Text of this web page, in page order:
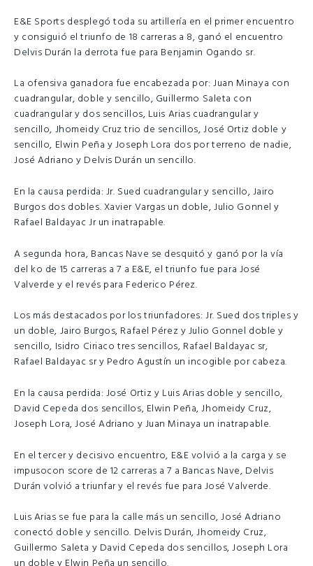
E&E Sports desplegó toda su artillería en el primer encuentro
y consiguió el triunfo de 18 carreras a 8, ganó el encuentro
Delvis Durán la derrota fue para Benjamin Ogando sr.
La ofensiva ganadora fue encabezada por: Juan Minaya con
cuadrangular, doble y sencillo, Guillermo Saleta con
cuadrangular y dos sencillos, Luis Arias cuadrangular y
sencillo, Jhomeidy Cruz trio de sencillos, José Ortiz doble y
sencillo, Elwin Peña y Joseph Lora dos por terreno de nadie,
José Adriano y Delvis Durán un sencillo.
En la causa perdida: Jr. Sued cuadrangular y sencillo, Jairo
Burgos dos dobles. Xavier Vargas un doble, Julio Gonnel y
Rafael Baldayac Jr un inatrapable.
A segunda hora, Bancas Nave se desquitó y ganó por la vía
del ko de 15 carreras a 7 a E&E, el triunfo fue para José
Valverde y el revés para Federico Pérez.
Los más destacados por los triunfadores: Jr. Sued dos triples y
un doble, Jairo Burgos, Rafael Pérez y Julio Gonnel doble y
sencillo, Isidro Ciriaco tres sencillos, Rafael Baldayac sr,
Rafael Baldayac sr y Pedro Agustín un incogible por cabeza.
En la causa perdida: José Ortiz y Luis Arias doble y sencillo,
David Cepeda dos sencillos, Elwin Peña, Jhomeidy Cruz,
Joseph Lora, José Adriano y Juan Minaya un inatrapable.
En el tercer y decisivo encuentro, E&E volvió a la carga y se
impusocon score de 12 carreras a 7 a Bancas Nave, Delvis
Durán volvió a triunfar y el revés fue para José Valverde.
Luis Arias se fue para la calle más un sencillo, José Adriano
conectó doble y sencillo. Delvis Durán, Jhomeidy Cruz,
Guillermo Saleta y David Cepeda dos sencillos, Joseph Lora